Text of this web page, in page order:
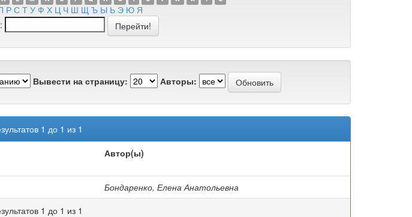
Р С Т У Ф Х Ц Ч Ш Щ Ъ Ы Ь Э Ю Я
Вывести на страницу: Авторы:
1 до 1 из 1
Автор(ы)
Бондаренко, Елена Анатольевна
1 до 1 из 1